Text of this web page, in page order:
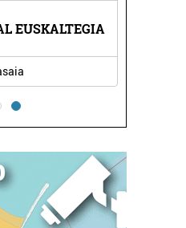
EUSKALTEGIA